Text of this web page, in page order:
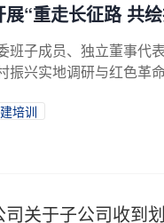
展“重走长征路 共
班子成员、独立董事代
振兴实地调研与红色革
培训
关于子公司收到